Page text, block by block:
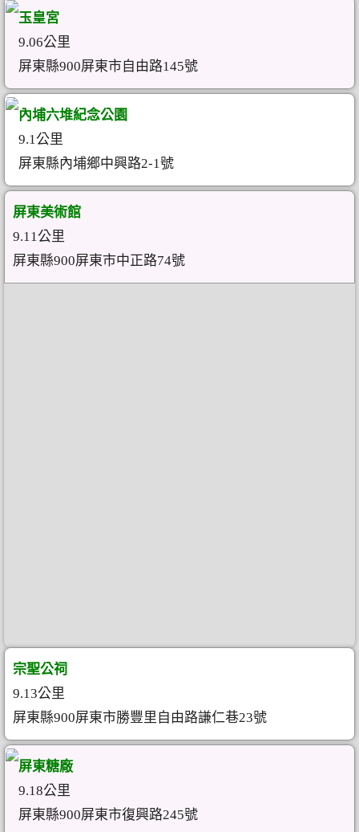
玉皇宮
9.06公里
屏東縣900屏東市自由路145號
內埔六堆紀念公園
9.1公里
屏東縣內埔鄉中興路2-1號
屏東美術館
9.11公里
屏東縣900屏東市中正路74號
宗聖公祠
9.13公里
屏東縣900屏東市勝豐里自由路謙仁巷23號
屏東糖廠
9.18公里
屏東縣900屏東市復興路245號